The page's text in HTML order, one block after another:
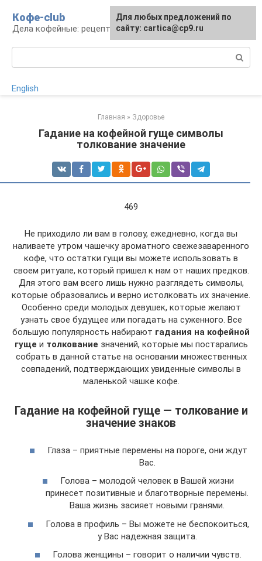
контенту
Кофе-club
Дела кофейные: рецепты и приготовление
English
Главная » Здоровье
Гадание на кофейной гуще символы
толкование значение
469
Не приходило ли вам в голову, ежедневно, когда вы
наливаете утром чашечку ароматного свежезаваренного
кофе, что остатки гущи вы можете использовать в
своем ритуале, который пришел к нам от наших предков.
Для этого вам всего лишь нужно разглядеть символы,
которые образовались и верно истолковать их значение.
Особенно среди молодых девушек, которые желают
узнать свое будущее или погадать на суженного. Все
большую популярность набирают гадания на кофейной
гуще и толкование значений, которые мы постарались
собрать в данной статье на основании множественных
совпадений, подтверждающих увиденные символы в
маленькой чашке кофе.
Гадание на кофейной гуще — толкование и
значение знаков
Глаза – приятные перемены на пороге, они ждут
Вас.
Голова – молодой человек в Вашей жизни
принесет позитивные и благотворные перемены.
Ваша жизнь засияет новыми гранями.
Голова в профиль – Вы можете не беспокоиться,
у Вас надежная защита.
Голова женщины – говорит о наличии чувств.
Для любых предложений по
сайту: cartica@cp9.ru